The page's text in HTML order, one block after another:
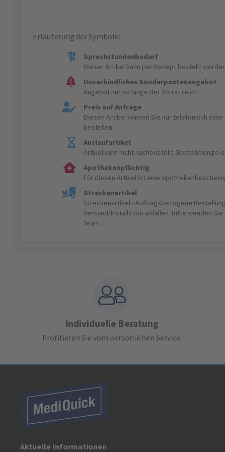
Erläuterung der Symbole:
Sprechstundenbedarf
Dieser Artikel kann per Rezept bestellt
Unverbindliches Sonderpostenangebot
Angebot nur so lange der Vorrat reicht.
Preis auf Anfrage
Diesen Artikel können Sie nur telefonisch
bestellen.
Auslaufartikel
Artikel wird nicht nachbestellt. Bestellmenge
Apothekenpflichtig
Für diesen Artikel ist eine
Streckenartikel
Streckenartikel - Auftragsbezogene
Versand/Installation anfallen. Bitte wenden
Team.
Individuelle Beratung
Profitieren Sie vom persönlichen Service.
Aktuelle Informationen